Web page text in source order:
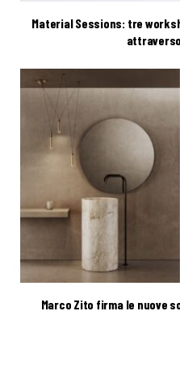
Material Sessions: tre
Marco Zito firma le nuove